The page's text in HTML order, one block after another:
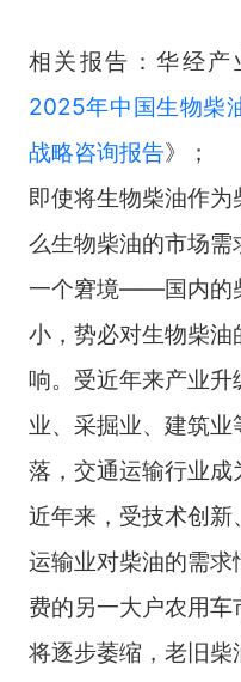
相关报告：华经
2025年中国生物柴
战略咨询报告》；
即使将生物柴油作
么生物柴油的市场
一个窘境——国内的
小，势必对生物柴
响。受近年来产业
业、采掘业、建筑
落，交通运输行业成
近年来，受技术创
运输业对柴油的需
费的另一大户农用
将逐步萎缩，老旧柴